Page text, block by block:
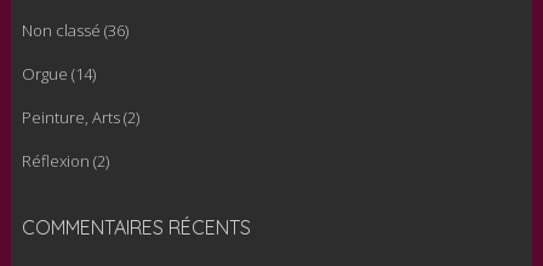
Non classé (36)
Orgue (14)
Peinture, Arts(2)
Réflexion (2)
COMMENTAIRES RÉCENTS